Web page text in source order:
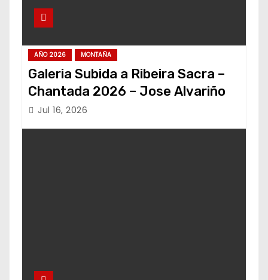
AÑO 2026 MONTAÑA
Galeria Subida a Ribeira Sacra –
Chantada 2026 – Jose Alvariño
Jul 16, 2026